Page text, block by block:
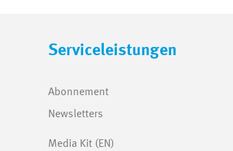
Serviceleistungen
Abonnement
Newsletters
Media Kit (EN)